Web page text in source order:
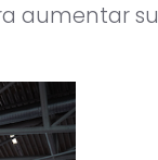
aumentar su